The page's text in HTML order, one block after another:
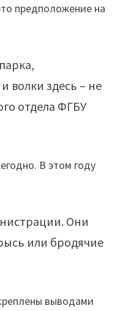
предположение на
волки здесь – не
отдела ФГБУ
В этом году
Они
или бродячие
выводами